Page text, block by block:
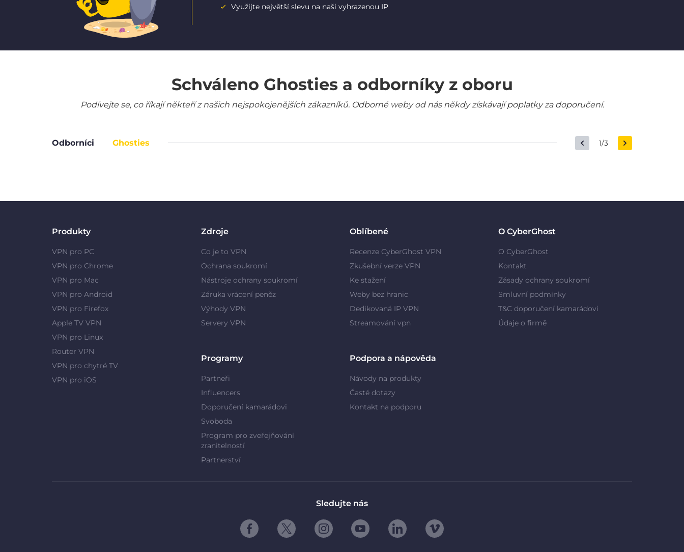
Využijte největší slevu na naši vyhrazenou IP
Schváleno Ghosties a odborníky z oboru
Podívejte se, co říkají někteří z našich nejspokojenějších zákazníků. Odborné weby od nás někdy získávají poplatky za doporučení.
Odborníci Ghosties 1/3
Produkty
VPN pro PC
VPN pro Chrome
VPN pro Mac
VPN pro Android
VPN pro Firefox
Apple TV VPN
VPN pro Linux
Router VPN
VPN pro chytré TV
VPN pro iOS
Zdroje
Co je to VPN
Ochrana soukromí
Nástroje ochrany soukromí
Záruka vrácení peněz
Výhody VPN
Servery VPN
Oblíbené
Recenze CyberGhost VPN
Zkušební verze VPN
Ke stažení
Weby bez hranic
Dedikovaná IP VPN
Streamování vpn
O CyberGhost
O CyberGhost
Kontakt
Zásady ochrany soukromí
Smluvní podmínky
T&C doporučení kamarádovi
Údaje o firmě
Programy
Partneři
Influencers
Doporučení kamarádovi
Svoboda
Program pro zveřejňování
zranitelností
Partnerství
Podpora a nápověda
Návody na produkty
Časté dotazy
Kontakt na podporu
Sledujte nás